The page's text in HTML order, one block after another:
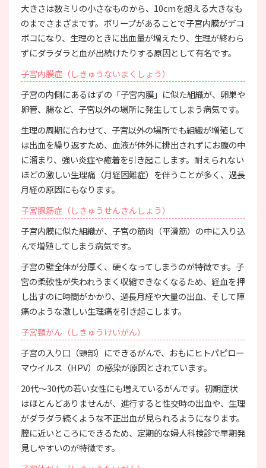
大きさは数ミリの小さなものから、10cmを超える大きなも
のまでさまざまです。ポリープがあることで子宮内膜がデコ
ボコになり、生理のときに出血量が増えたり、生理が終わら
ずにダラダラと血が出続けたりする原因として有名です。
子宮内膜症（しきゅうないまくしょう）
子宮の内側にあるはずの「子宮内膜」に似た組織が、卵巣や
卵管、腸など、子宮以外の場所に発生してしまう病気です。
生理の周期に合わせて、子宮以外の場所でも組織が増殖して
は出血を繰り返すため、血液が体外に排出されずにお腹の中
に溜まり、強い炎症や癒着を引き起こします。耐えられない
ほどの激しい生理痛（月経困難症）を伴うことが多く、過長
月経の原因にもなります。
子宮腺筋症（しきゅうせんきんしょう）
子宮内膜に似た組織が、子宮の筋肉（平滑筋）の中に入り込
んで増殖してしまう病気です。
子宮の壁全体が分厚く、硬くなってしまうのが特徴です。子
宮の柔軟性が失われうまく収縮できなくなるため、経血を押
し出すのに時間がかかり、過長月経や大量の出血、そして陣
痛のような激しい生理痛を引き起こします。
子宮頸がん（しきゅうけいがん）
子宮の入り口（頸部）にできるがんで、おもにヒトパピロー
マウイルス（HPV）の感染が原因とされています。
20代〜30代の若い女性にも増えているがんです。初期症状
はほとんどありませんが、進行すると性交時の出血や、生理
がダラダラ続くような不正出血が見られるようになります。
膣に近いところにできるため、定期的な婦人科検診で早期発
見しやすいのが特徴です。